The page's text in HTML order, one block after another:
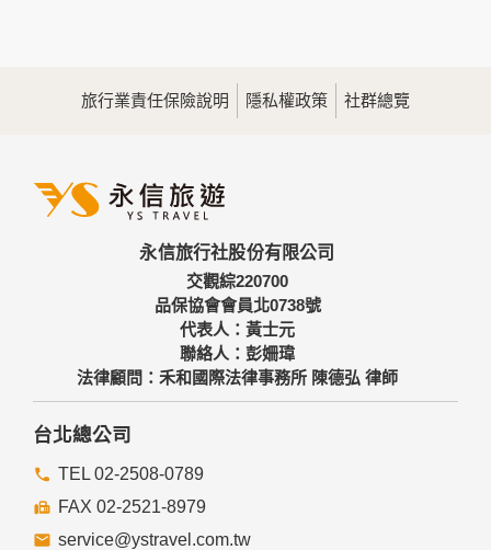
為提供精確的服務，我們會將收集的問卷調查內容進行統計與
分析，分析結果之統計數據或說明文字呈現，除供內部研究
三、資料之保護
備及必要的安全防護措施，加以保護網站及您的個人資料採用
嚴格的保護措施，只由經過授權的人員才能接觸您的個人資
料，相關處理人員皆簽有保密合約，如有違反保密義務者，將
會受到相關的法律處分。
如因業務需要有必要委託其他單位提供服務時，本網站亦會嚴
格要求其遵守保密義務，並且採取必要檢查程序以確定其將確
實遵守。
四、網站對外的相關連結
提供的連結，點選進入其他網站。但該連結網站不適用本網站
的隱私權保護政策，您必須參考該連結網站中的隱私權保護政
策。
旅行業責任保險說明 隱私權政策 社群總覽
永信旅行社股份有限公司
交觀綜220700
品保協會會員北0738號
代表人：黃士元
聯絡人：彭姍瑋
法律顧問：禾和國際法律事務所 陳德弘 律師
台北總公司
TEL 02-2508-0789
FAX 02-2521-8979
service@ystravel.com.tw